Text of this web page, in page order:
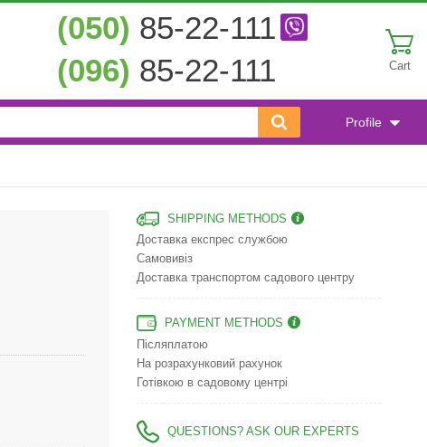
(050) 85-22-111
(096) 85-22-111 Cart
Profile
SHIPPING METHODS
Доставка експрес службою
Самовивіз
Доставка транспортом садового центру
PAYMENT METHODS
Післяплатою
На розрахунковий рахунок
Готівкою в садовому центрі
QUESTIONS? ASK OUR EXPERTS